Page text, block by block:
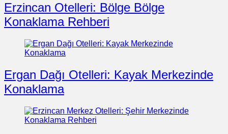
Erzincan Otelleri: Bölge Bölge
Konaklama Rehberi
Ergan Dağı Otelleri: Kayak Merkezinde
Konaklama